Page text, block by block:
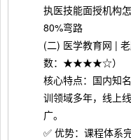
执医技能面授机构
80%弯路
(二) 医学教育网 |
数：★★★★☆）
核心特点：国内知
训领域多年，线上
广。
✅ 优势：课程体系